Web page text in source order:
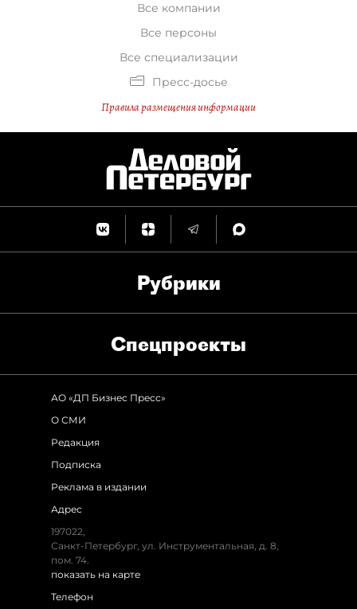
Все компании
Все персоны
Все специализации
Пресс-досье
Правила размещения информации
Рубрики
Спец­проекты
АО «ДП Бизнес Пресс»
О СМИ
Редакция
Подписка
Реклама в издании
Адрес
197022,
Санкт-Петербург, ул. Инструментальная, д. 8,
пом. 74.
показать на карте
Телефон